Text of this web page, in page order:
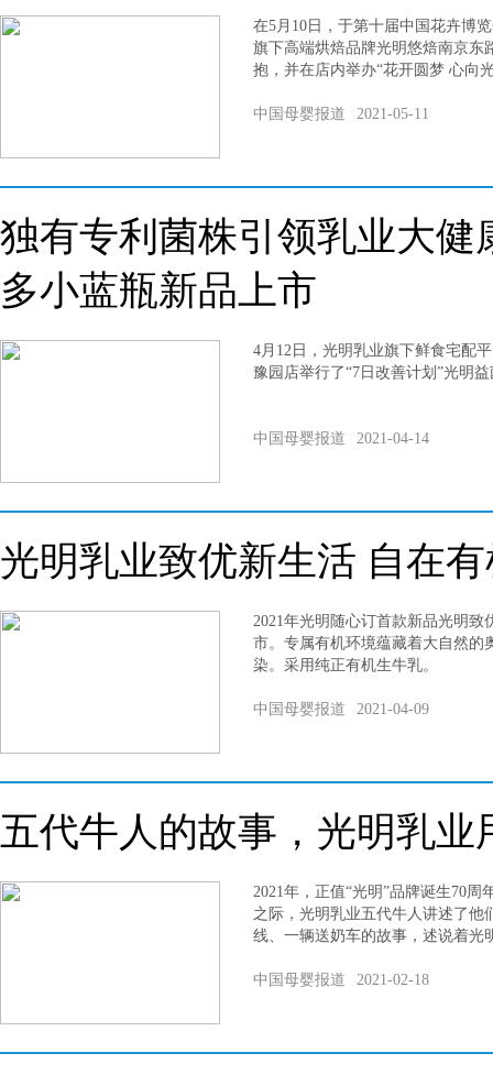
在5月10日，于第十届中国花卉博
旗下高端烘焙品牌光明悠焙南京东
抱，并在店内举办“花开圆梦 心向
中国母婴报道 2021-05-11
独有专利菌株引领乳业大健
多小蓝瓶新品上市
4月12日，光明乳业旗下鲜食宅配
豫园店举行了“7日改善计划”光明
中国母婴报道 2021-04-14
光明乳业致优新生活 自在
2021年光明随心订首款新品光明
市。专属有机环境蕴藏着大自然的
染。采用纯正有机生牛乳。
中国母婴报道 2021-04-09
五代牛人的故事，光明乳业
2021年，正值“光明”品牌诞生70
之际，光明乳业五代牛人讲述了他
线、一辆送奶车的故事，述说着光
中国母婴报道 2021-02-18